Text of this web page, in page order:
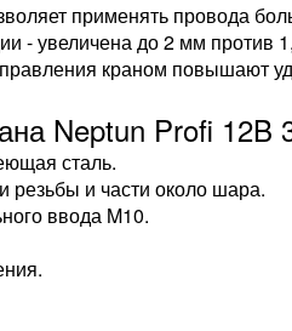
применять провода
- увеличена до 2 мм против
краном повышают
Neptun Profi 12B
сталь.
резьбы и части около шара.
ввода M10.